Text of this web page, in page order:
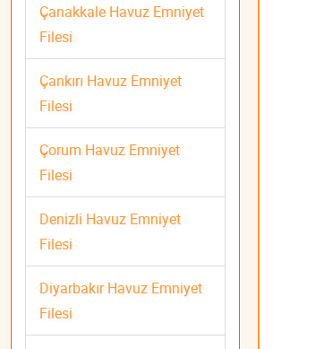
Çanakkale Havuz Emniyet
Filesi
Çankırı Havuz Emniyet
Filesi
Çorum Havuz Emniyet
Filesi
Denizli Havuz Emniyet
Filesi
Diyarbakır Havuz Emniyet
Filesi